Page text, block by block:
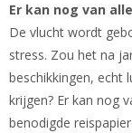
Er kan nog van
De vlucht wordt
stress. Zou het na
beschikkingen, echt
krijgen? Er kan nog
benodigde